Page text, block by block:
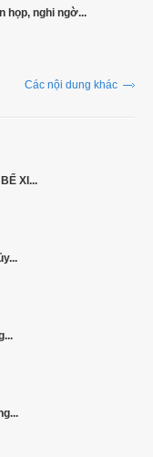
họp, nghi ngờ...
Các nội dung khác
XI...